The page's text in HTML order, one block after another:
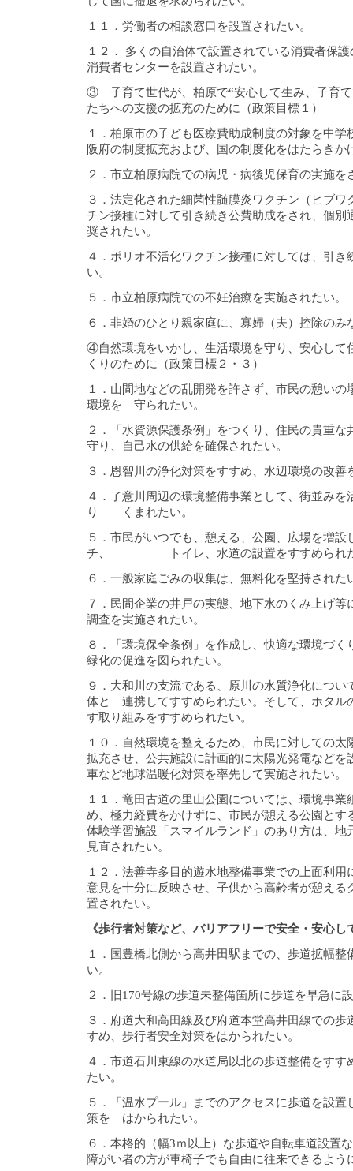
１１．労働者の相談窓口を設置されたい。
１２． 多くの自治体で設置されている消費者保
消費者センターを設置されたい。
③ 子育て世代が、柏原で“安心して生み、子育て
たちへの支援の拡充のために（政策目標１）
１．柏原市の子ども医療費助成制度の対象を中学
阪府の制度拡充および、国の制度化をはたらきか
２．市立柏原病院での病児・病後児保育の実施を
３．法定化された細菌性髄膜炎ワクチン（ヒブワ
チン接種に対して引き続き公費助成をされ、個別
奨されたい。
４．ポリオ不活化ワクチン接種に対しては、引き
い。
５．市立柏原病院での不妊治療を実施されたい。
６．非婚のひとり親家庭に、寡婦（夫）控除のみ
④自然環境をいかし、生活環境を守り、安心して
くりのために（政策目標２・３）
１．山間地などの乱開発を許さず、市民の憩いの
環境を 守られたい。
２．「水資源保護条例」をつくり、住民の貴重な
守り、自己水の供給を確保されたい。
３．恩智川の浄化対策をすすめ、水辺環境の改善
４．了意川周辺の環境整備事業として、街並みを
り くまれたい。
５．市民がいつでも、憩える、公園、広場を増設
チ、 トイレ、水道の設置をすすめられ
６．一般家庭ごみの収集は、無料化を堅持された
７．民間企業の井戸の実態、地下水のくみ上げ等
調査を実施されたい。
８．「環境保全条例」を作成し、快適な環境づく
緑化の促進を図られたい。
９．大和川の支流である、原川の水質浄化につい
体と 連携してすすめられたい。そして、ホタル
す取り組みをすすめられたい。
１０．自然環境を整えるため、市民に対しての太
拡充させ、公共施設に計画的に太陽光発電などを
車など地球温暖化対策を率先して実施されたい。
１１．竜田古道の里山公園については、環境事業
め、極力経費をかけずに、市民が憩える公園とす
体験学習施設「スマイルランド」のあり方は、地
見直されたい。
１２．法善寺多目的遊水地整備事業での上面利用
意見を十分に反映させ、子供から高齢者が憩える
置されたい。
《歩行者対策など、バリアフリーで安全・安心
１．国豊橋北側から高井田駅までの、歩道拡幅整
い。
２．旧170号線の歩道未整備箇所に歩道を早急に
３．府道大和高田線及び府道本堂高井田線での歩
すめ、歩行者安全対策をはかられたい。
４．市道石川東線の水道局以北の歩道整備をすす
たい。
５．「温水プール」までのアクセスに歩道を設置
策を はかられたい。
６．本格的（幅3ｍ以上）な歩道や自転車道設置
障がい者の方が車椅子でも自由に往来できるよう